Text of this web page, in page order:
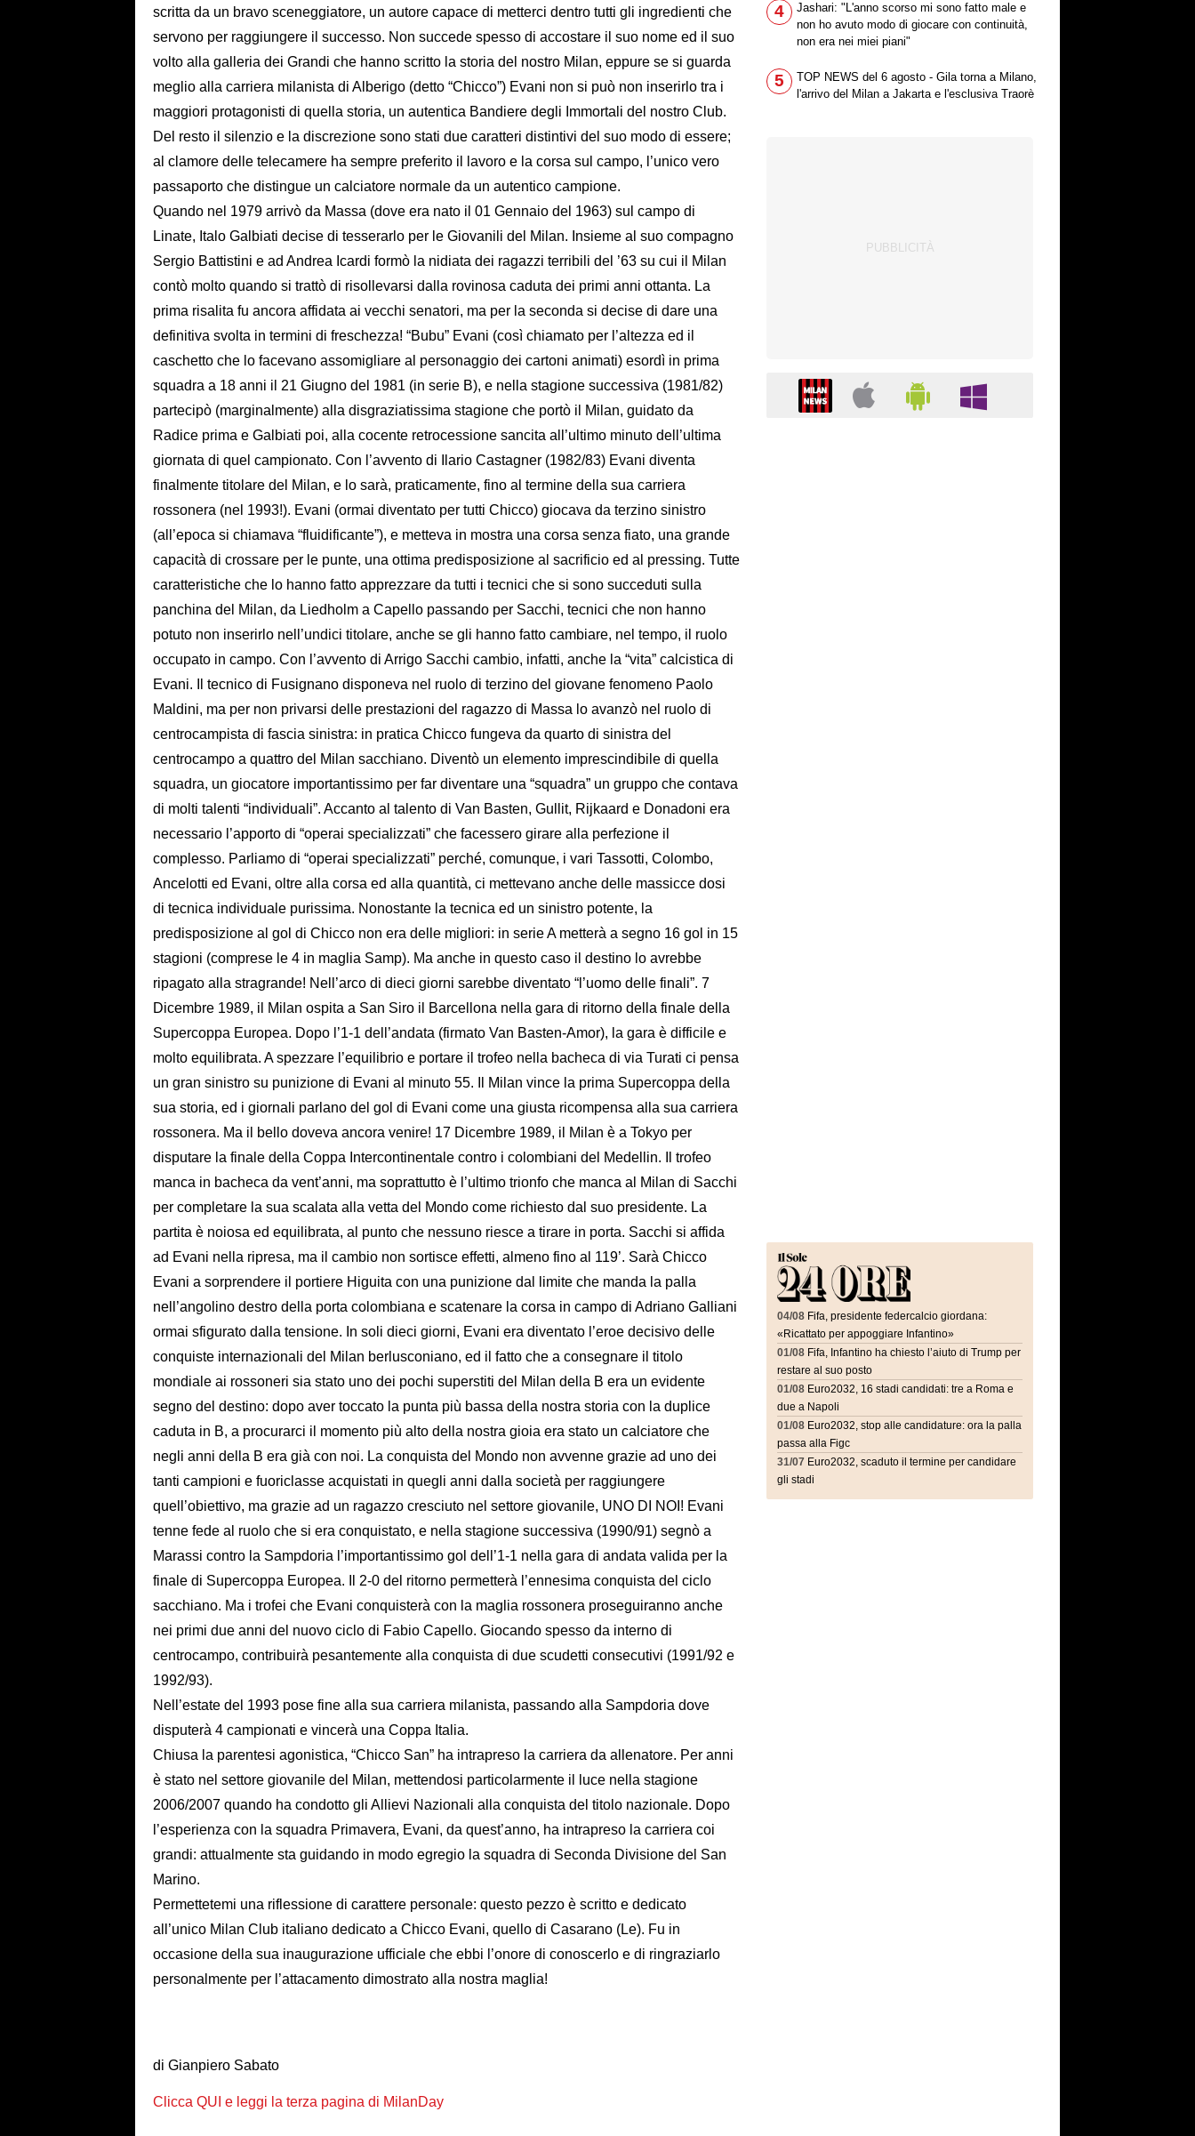
scritta da un bravo sceneggiatore, un autore capace di metterci dentro tutti gli ingredienti che
servono per raggiungere il successo. Non succede spesso di accostare il suo nome ed il suo
volto alla galleria dei Grandi che hanno scritto la storia del nostro Milan, eppure se si guarda
meglio alla carriera milanista di Alberigo (detto “Chicco”) Evani non si può non inserirlo tra i
maggiori protagonisti di quella storia, un autentica Bandiere degli Immortali del nostro Club.
Del resto il silenzio e la discrezione sono stati due caratteri distintivi del suo modo di essere;
al clamore delle telecamere ha sempre preferito il lavoro e la corsa sul campo, l’unico vero
passaporto che distingue un calciatore normale da un autentico campione.
Quando nel 1979 arrivò da Massa (dove era nato il 01 Gennaio del 1963) sul campo di
Linate, Italo Galbiati decise di tesserarlo per le Giovanili del Milan. Insieme al suo compagno
Sergio Battistini e ad Andrea Icardi formò la nidiata dei ragazzi terribili del ’63 su cui il Milan
contò molto quando si trattò di risollevarsi dalla rovinosa caduta dei primi anni ottanta. La
prima risalita fu ancora affidata ai vecchi senatori, ma per la seconda si decise di dare una
definitiva svolta in termini di freschezza! “Bubu” Evani (così chiamato per l’altezza ed il
caschetto che lo facevano assomigliare al personaggio dei cartoni animati) esordì in prima
squadra a 18 anni il 21 Giugno del 1981 (in serie B), e nella stagione successiva (1981/82)
partecipò (marginalmente) alla disgraziatissima stagione che portò il Milan, guidato da
Radice prima e Galbiati poi, alla cocente retrocessione sancita all’ultimo minuto dell’ultima
giornata di quel campionato. Con l’avvento di Ilario Castagner (1982/83) Evani diventa
finalmente titolare del Milan, e lo sarà, praticamente, fino al termine della sua carriera
rossonera (nel 1993!). Evani (ormai diventato per tutti Chicco) giocava da terzino sinistro
(all’epoca si chiamava “fluidificante”), e metteva in mostra una corsa senza fiato, una grande
capacità di crossare per le punte, una ottima predisposizione al sacrificio ed al pressing. Tutte
caratteristiche che lo hanno fatto apprezzare da tutti i tecnici che si sono succeduti sulla
panchina del Milan, da Liedholm a Capello passando per Sacchi, tecnici che non hanno
potuto non inserirlo nell’undici titolare, anche se gli hanno fatto cambiare, nel tempo, il ruolo
occupato in campo. Con l’avvento di Arrigo Sacchi cambio, infatti, anche la “vita” calcistica di
Evani. Il tecnico di Fusignano disponeva nel ruolo di terzino del giovane fenomeno Paolo
Maldini, ma per non privarsi delle prestazioni del ragazzo di Massa lo avanzò nel ruolo di
centrocampista di fascia sinistra: in pratica Chicco fungeva da quarto di sinistra del
centrocampo a quattro del Milan sacchiano. Diventò un elemento imprescindibile di quella
squadra, un giocatore importantissimo per far diventare una “squadra” un gruppo che contava
di molti talenti “individuali”. Accanto al talento di Van Basten, Gullit, Rijkaard e Donadoni era
necessario l’apporto di “operai specializzati” che facessero girare alla perfezione il
complesso. Parliamo di “operai specializzati” perché, comunque, i vari Tassotti, Colombo,
Ancelotti ed Evani, oltre alla corsa ed alla quantità, ci mettevano anche delle massicce dosi
di tecnica individuale purissima. Nonostante la tecnica ed un sinistro potente, la
predisposizione al gol di Chicco non era delle migliori: in serie A metterà a segno 16 gol in 15
stagioni (comprese le 4 in maglia Samp). Ma anche in questo caso il destino lo avrebbe
ripagato alla stragrande! Nell’arco di dieci giorni sarebbe diventato “l’uomo delle finali”. 7
Dicembre 1989, il Milan ospita a San Siro il Barcellona nella gara di ritorno della finale della
Supercoppa Europea. Dopo l’1-1 dell’andata (firmato Van Basten-Amor), la gara è difficile e
molto equilibrata. A spezzare l’equilibrio e portare il trofeo nella bacheca di via Turati ci pensa
un gran sinistro su punizione di Evani al minuto 55. Il Milan vince la prima Supercoppa della
sua storia, ed i giornali parlano del gol di Evani come una giusta ricompensa alla sua carriera
rossonera. Ma il bello doveva ancora venire! 17 Dicembre 1989, il Milan è a Tokyo per
disputare la finale della Coppa Intercontinentale contro i colombiani del Medellin. Il trofeo
manca in bacheca da vent’anni, ma soprattutto è l’ultimo trionfo che manca al Milan di Sacchi
per completare la sua scalata alla vetta del Mondo come richiesto dal suo presidente. La
partita è noiosa ed equilibrata, al punto che nessuno riesce a tirare in porta. Sacchi si affida
ad Evani nella ripresa, ma il cambio non sortisce effetti, almeno fino al 119’. Sarà Chicco
Evani a sorprendere il portiere Higuita con una punizione dal limite che manda la palla
nell’angolino destro della porta colombiana e scatenare la corsa in campo di Adriano Galliani
ormai sfigurato dalla tensione. In soli dieci giorni, Evani era diventato l’eroe decisivo delle
conquiste internazionali del Milan berlusconiano, ed il fatto che a consegnare il titolo
mondiale ai rossoneri sia stato uno dei pochi superstiti del Milan della B era un evidente
segno del destino: dopo aver toccato la punta più bassa della nostra storia con la duplice
caduta in B, a procurarci il momento più alto della nostra gioia era stato un calciatore che
negli anni della B era già con noi. La conquista del Mondo non avvenne grazie ad uno dei
tanti campioni e fuoriclasse acquistati in quegli anni dalla società per raggiungere
quell’obiettivo, ma grazie ad un ragazzo cresciuto nel settore giovanile, UNO DI NOI! Evani
tenne fede al ruolo che si era conquistato, e nella stagione successiva (1990/91) segnò a
Marassi contro la Sampdoria l’importantissimo gol dell’1-1 nella gara di andata valida per la
finale di Supercoppa Europea. Il 2-0 del ritorno permetterà l’ennesima conquista del ciclo
sacchiano. Ma i trofei che Evani conquisterà con la maglia rossonera proseguiranno anche
nei primi due anni del nuovo ciclo di Fabio Capello. Giocando spesso da interno di
centrocampo, contribuirà pesantemente alla conquista di due scudetti consecutivi (1991/92 e
1992/93).
Nell’estate del 1993 pose fine alla sua carriera milanista, passando alla Sampdoria dove
disputerà 4 campionati e vincerà una Coppa Italia.
Chiusa la parentesi agonistica, “Chicco San” ha intrapreso la carriera da allenatore. Per anni
è stato nel settore giovanile del Milan, mettendosi particolarmente il luce nella stagione
2006/2007 quando ha condotto gli Allievi Nazionali alla conquista del titolo nazionale. Dopo
l’esperienza con la squadra Primavera, Evani, da quest’anno, ha intrapreso la carriera coi
grandi: attualmente sta guidando in modo egregio la squadra di Seconda Divisione del San
Marino.
Permettetemi una riflessione di carattere personale: questo pezzo è scritto e dedicato
all’unico Milan Club italiano dedicato a Chicco Evani, quello di Casarano (Le). Fu in
occasione della sua inaugurazione ufficiale che ebbi l’onore di conoscerlo e di ringraziarlo
personalmente per l’attacamento dimostrato alla nostra maglia!
di Gianpiero Sabato
Clicca QUI e leggi la terza pagina di MilanDay
4
Jashari: "L'anno scorso mi sono fatto male e
non ho avuto modo di giocare con continuità,
non era nei miei piani"
5
TOP NEWS del 6 agosto - Gila torna a Milano,
l'arrivo del Milan a Jakarta e l'esclusiva Traorè
04/08 Fifa, presidente federcalcio giordana:
«Ricattato per appoggiare Infantino»
01/08 Fifa, Infantino ha chiesto l’aiuto di Trump per
restare al suo posto
01/08 Euro2032, 16 stadi candidati: tre a Roma e
due a Napoli
01/08 Euro2032, stop alle candidature: ora la palla
passa alla Figc
31/07 Euro2032, scaduto il termine per candidare
gli stadi